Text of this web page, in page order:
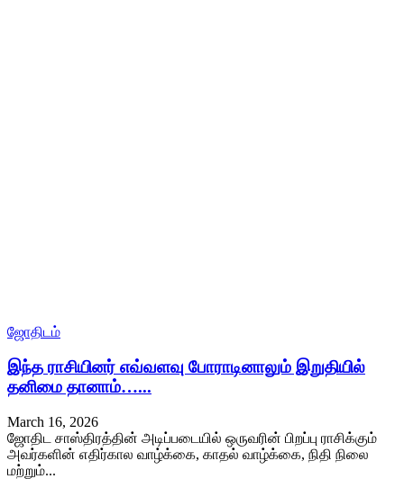
ஜோதிடம்
இந்த ராசியினர் எவ்வளவு போராடினாலும் இறுதியில்
தனிமை தானாம்…...
March 16, 2026
ஜோதிட சாஸ்திரத்தின் அடிப்படையில் ஒருவரின் பிறப்பு ராசிக்கும்
அவர்களின் எதிர்கால வாழ்க்கை, காதல் வாழ்க்கை, நிதி நிலை
மற்றும்...